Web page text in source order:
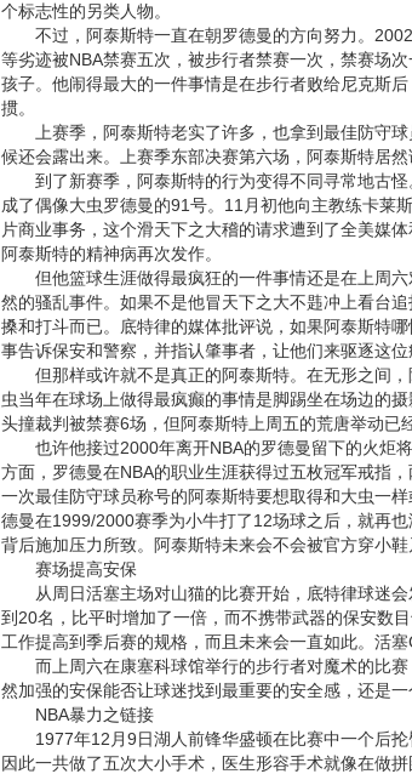
个标志性的另类人物。
不过，阿泰斯特一直在朝罗德曼的方向努力。
等劣迹被NBA禁赛五次，被步行者禁赛一次，禁赛场
孩子。他闹得最大的一件事情是在步行者败给尼克斯
掼。
上赛季，阿泰斯特老实了许多，也拿到最佳防守球
候还会露出来。上赛季东部决赛第六场，阿泰斯特居然
到了新赛季，阿泰斯特的行为变得不同寻常地古怪
成了偶像大虫罗德曼的91号。11月初他向主教练卡莱
片商业事务，这个滑天下之大稽的请求遭到了全美媒
阿泰斯特的精神病再次发作。
但他篮球生涯做得最疯狂的一件事情还是在上周六
然的骚乱事件。如果不是他冒天下之大不韪冲上看台
搡和打斗而已。底特律的媒体批评说，如果阿泰斯特
事告诉保安和警察，并指认肇事者，让他们来驱逐这位
但那样或许就不是真正的阿泰斯特。在无形之间，
虫当年在球场上做得最疯癫的事情是脚踢坐在场边的
头撞裁判被禁赛6场，但阿泰斯特上周五的荒唐举动已
也许他接过2000年离开NBA的罗德曼留下的火炬
方面，罗德曼在NBA的职业生涯获得过五枚冠军戒指
一次最佳防守球员称号的阿泰斯特要想取得和大虫一
德曼在1999/2000赛季为小牛打了12场球之后，就再
背后施加压力所致。阿泰斯特未来会不会被官方穿小鞋
赛场提高安保
从周日活塞主场对山猫的比赛开始，底特律球迷会
到20名，比平时增加了一倍，而不携带武器的保安数
工作提高到季后赛的规格，而且未来会一直如此。活塞
而上周六在康塞科球馆举行的步行者对魔术的比赛
然加强的安保能否让球迷找到最重要的安全感，还是一
NBA暴力之链接
1977年12月9日湖人前锋华盛顿在比赛中一个后抡
因此一共做了五次大小手术，医生形容手术就像在做